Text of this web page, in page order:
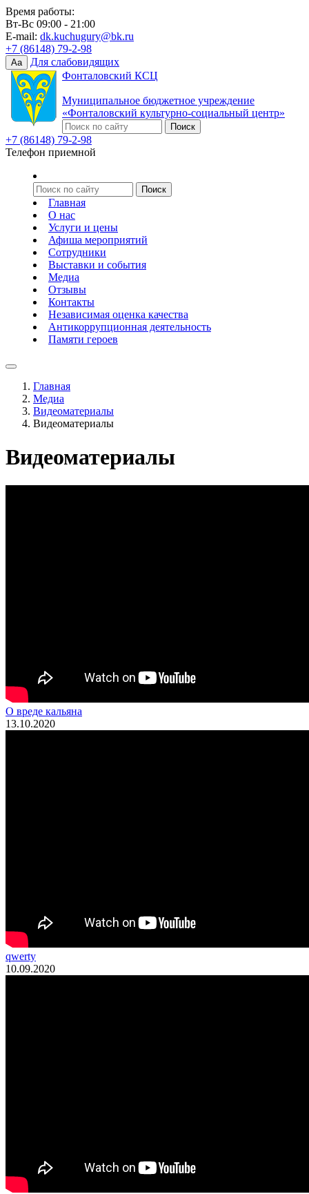
Время работы:
Вт-Вс 09:00 - 21:00
E-mail: dk.kuchugury@bk.ru
+7 (86148) 79-2-98
Aa
Для слабовидящих
Фонталовский КСЦ
Муниципальное бюджетное учреждение
«Фонталовский культурно-социальный центр»
+7 (86148) 79-2-98
Телефон приемной
Главная
О нас
Услуги и цены
Афиша мероприятий
Сотрудники
Выставки и события
Медиа
Отзывы
Контакты
Независимая оценка качества
Антикоррупционная деятельность
Памяти героев
Главная
Медиа
Видеоматериалы
Видеоматериалы
Видеоматериалы
О вреде кальяна
13.10.2020
qwerty
10.09.2020